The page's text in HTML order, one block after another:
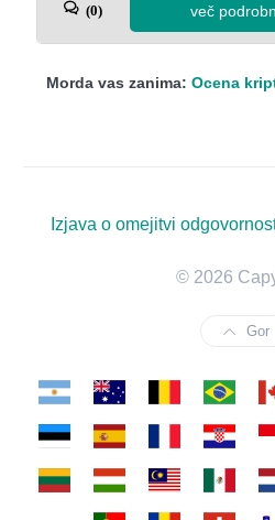
(0) več
Morda vas zanima: Ocena
Izjava o omejitvi
© 2026
Gor